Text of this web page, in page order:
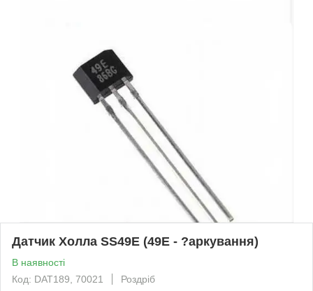
Датчик Холла SS49E (49E - ?аркування)
В наявності
Код: DAT189, 70021
Роздріб